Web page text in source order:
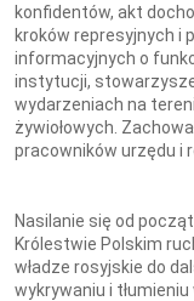
konfidentów, akt
kroków represyjnych i
informacyjnych o
instytucji,
wydarzeniach na
żywiołowych.
pracowników urzędu i
Nasilanie się od
Królestwie Polskim
władze rosyjskie do
wykrywaniu i